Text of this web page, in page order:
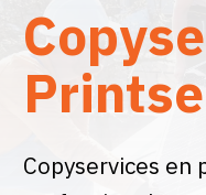
Copyservices en